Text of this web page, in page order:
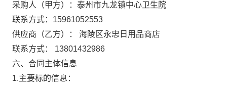
采购人（甲方）：泰州市九龙镇中心卫生院
联系方式：15961052553
供应商（乙方）： 海陵区永忠日用品商店
联系方式： 13801432986
六、合同主体信息
1.主要标的信息：